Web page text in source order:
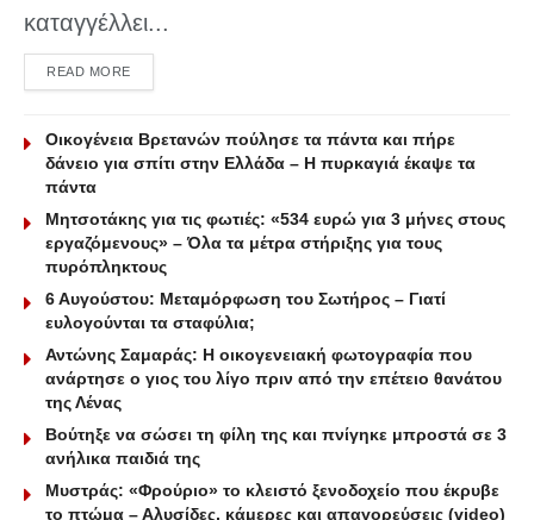
καταγγέλλει...
READ MOREDETAILS
Οικογένεια Βρετανών πούλησε τα πάντα και πήρε
δάνειο για σπίτι στην Ελλάδα – Η πυρκαγιά έκαψε τα
πάντα
Μητσοτάκης για τις φωτιές: «534 ευρώ για 3 μήνες στους
εργαζόμενους» – Όλα τα μέτρα στήριξης για τους
πυρόπληκτους
6 Αυγούστου: Μεταμόρφωση του Σωτήρος – Γιατί
ευλογούνται τα σταφύλια;
Αντώνης Σαμαράς: Η οικογενειακή φωτογραφία που
ανάρτησε ο γιος του λίγο πριν από την επέτειο θανάτου
της Λένας
Βούτηξε να σώσει τη φίλη της και πνίγηκε μπροστά σε 3
ανήλικα παιδιά της
Μυστράς: «Φρούριο» το κλειστό ξενοδοχείο που έκρυβε
το πτώμα – Αλυσίδες, κάμερες και απαγορεύσεις (video)